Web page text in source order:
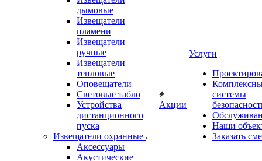
дымовые
Извещатели
пламени
Извещатели
ручные
Извещатели
тепловые
Оповещатели
Световые табло
Устройства
дистанционного
пуска
Извещатели охранные
Аксессуары
Акустические
Акции
Услуги
системы
Наши
Заказать